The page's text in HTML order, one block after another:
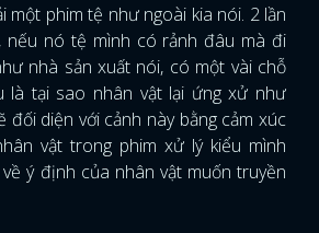
một phim tệ như ngoài kia nói. 2 lần
nếu nó tệ mình có rảnh đâu mà đi
nhà sản xuất nói, có một vài chỗ
là tại sao nhân vật lại ứng xử như
đối diện với cảnh này bằng cảm xúc
vật trong phim xử lý kiểu mình
ý định của nhân vật muốn truyền